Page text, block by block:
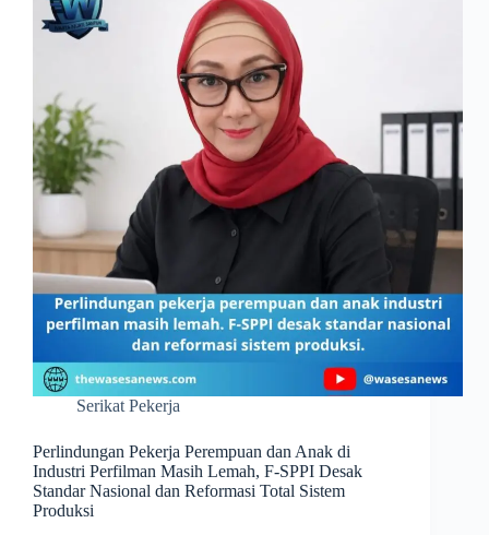
Serikat Pekerja
Perlindungan Pekerja Perempuan dan Anak di
Industri Perfilman Masih Lemah, F-SPPI Desak
Standar Nasional dan Reformasi Total Sistem
Produksi